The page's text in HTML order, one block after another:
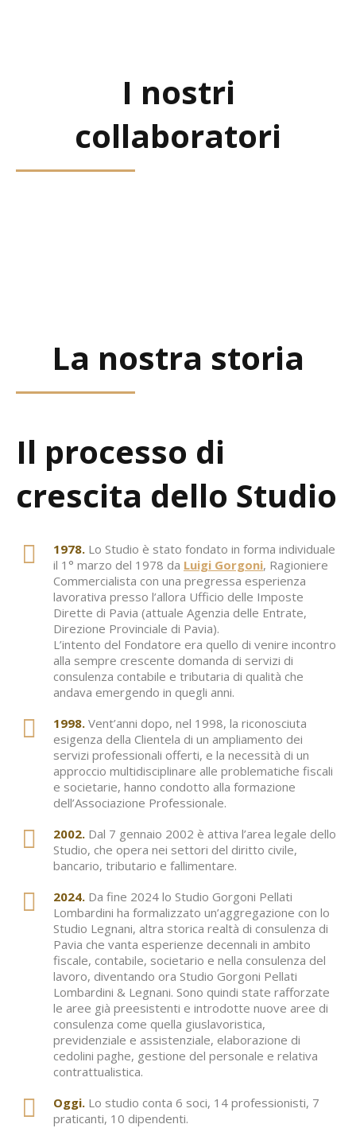
I nostri
collaboratori
La nostra storia
Il processo di
crescita dello Studio
1978. Lo Studio è stato fondato in forma individuale
il 1° marzo del 1978 da Luigi Gorgoni, Ragioniere
Commercialista con una pregressa esperienza
lavorativa presso l’allora Ufficio delle Imposte
Dirette di Pavia (attuale Agenzia delle Entrate,
Direzione Provinciale di Pavia).
L’intento del Fondatore era quello di venire incontro
alla sempre crescente domanda di servizi di
consulenza contabile e tributaria di qualità che
andava emergendo in quegli anni.
1998. Vent’anni dopo, nel 1998, la riconosciuta
esigenza della Clientela di un ampliamento dei
servizi professionali offerti, e la necessità di un
approccio multidisciplinare alle problematiche fiscali
e societarie, hanno condotto alla formazione
dell’Associazione Professionale.
2002. Dal 7 gennaio 2002 è attiva l’area legale dello
Studio, che opera nei settori del diritto civile,
bancario, tributario e fallimentare.
2024. Da fine 2024 lo Studio Gorgoni Pellati
Lombardini ha formalizzato un’aggregazione con lo
Studio Legnani, altra storica realtà di consulenza di
Pavia che vanta esperienze decennali in ambito
fiscale, contabile, societario e nella consulenza del
lavoro, diventando ora Studio Gorgoni Pellati
Lombardini & Legnani. Sono quindi state rafforzate
le aree già preesistenti e introdotte nuove aree di
consulenza come quella giuslavoristica,
previdenziale e assistenziale, elaborazione di
cedolini paghe, gestione del personale e relativa
contrattualistica.
Oggi. Lo studio conta 6 soci, 14 professionisti, 7
praticanti, 10 dipendenti.